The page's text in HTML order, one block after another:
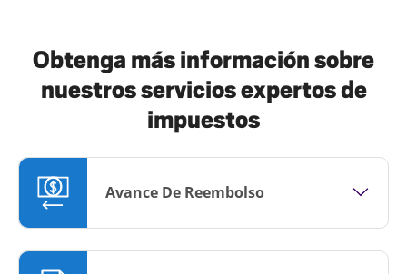
Obtenga más información sobre
nuestros servicios expertos de
impuestos
Avance De Reembolso